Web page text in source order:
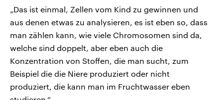
„Das ist einmal, Zellen vom Kind zu gewinnen und
aus denen etwas zu analysieren, es ist eben so, dass
man zählen kann, wie viele Chromosomen sind da,
welche sind doppelt, aber eben auch die
Konzentration von Stoffen, die man sucht, zum
Beispiel die die Niere produziert oder nicht
produziert, die kann man im Fruchtwasser eben